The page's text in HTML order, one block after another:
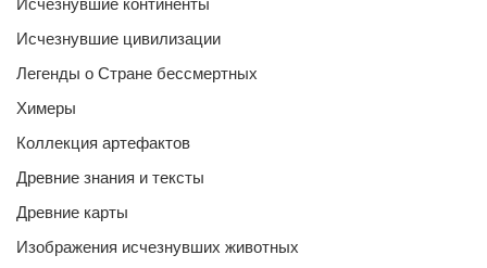
Исчезнувшие континенты
Исчезнувшие цивилизации
Легенды о Стране бессмертных
Химеры
Коллекция артефактов
Древние знания и тексты
Древние карты
Изображения исчезнувших животных